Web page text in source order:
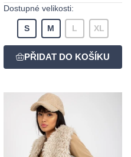
Dostupné velikosti:
S M L XL